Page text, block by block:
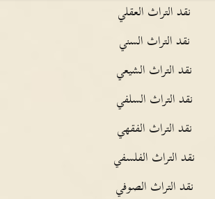
نقد التراث العقلي
نقد التراث السني
نقد التراث الشيعي
نقد التراث السلفي
نقد التراث الفقهي
نقد التراث الفلسفي
نقد التراث الصوفي